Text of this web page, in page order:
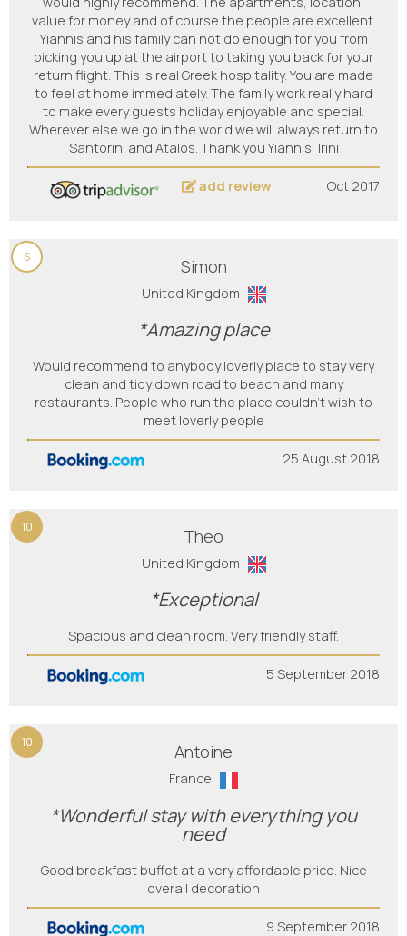
value for money and of course the people are excellent.
Yiannis and his family can not do enough for you from
picking you up at the airport to taking you back for your
return flight. This is real Greek hospitality. You are made
to feel at home immediately. The family work really hard
to make every guests holiday enjoyable and special.
Wherever else we go in the world we will always return to
Santorini and Atalos. Thank you Yiannis, Irini
add review Oct 2017
S Simon
United Kingdom
*Amazing place
Would recommend to anybody loverly place to stay very
clean and tidy down road to beach and many
restaurants. People who run the place couldn't wish to
meet loverly people
25 August 2018
10 Theo
United Kingdom
*Exceptional
Spacious and clean room. Very friendly staff.
5 September 2018
10 Antoine
France
*Wonderful stay with everything you
need
Good breakfast buffet at a very affordable price. Nice
overall decoration
9 September 2018